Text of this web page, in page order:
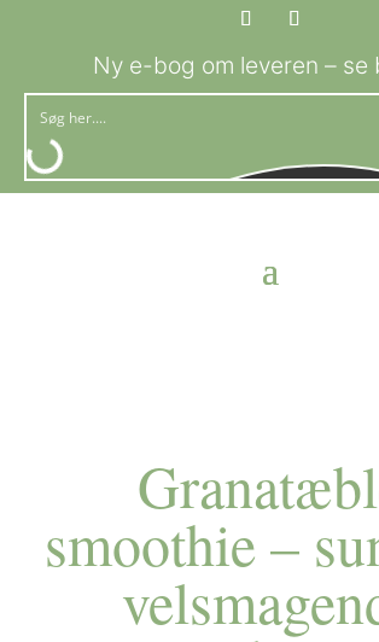
Ny e-bog om leveren – se
smoothie –